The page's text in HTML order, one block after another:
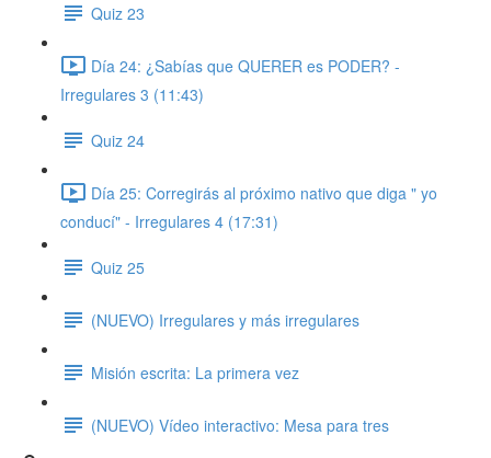
Quiz 23
Día 24: ¿Sabías que QUERER es PODER? -
Irregulares 3 (11:43)
Quiz 24
Día 25: Corregirás al próximo nativo que diga " yo
conducí" - Irregulares 4 (17:31)
Quiz 25
(NUEVO) Irregulares y más irregulares
Misión escrita: La primera vez
(NUEVO) Vídeo interactivo: Mesa para tres